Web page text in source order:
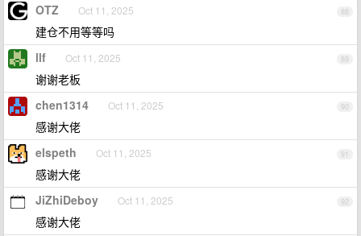
88
OTZ Oct 11, 2025
建仓不用等等吗
89
llf Oct 11, 2025
谢谢老板
90
chen1314 Oct 11, 2025
感谢大佬
91
elspeth Oct 11, 2025
感谢大佬
92
JiZhiDeboy Oct 11, 2025
感谢大佬